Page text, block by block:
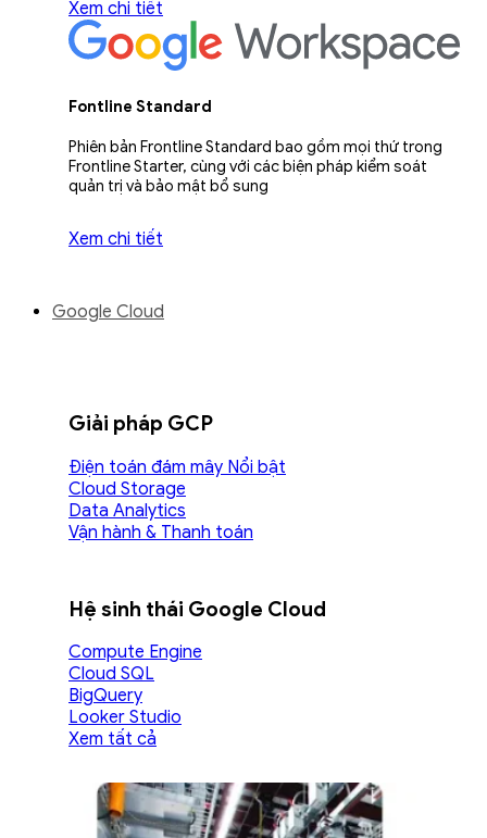
Xem chi tiết
Fontline Standard
Phiên bản Frontline Standard bao gồm mọi thứ trong
Frontline Starter, cùng với các biện pháp kiểm soát
quản trị và bảo mật bổ sung
Xem chi tiết
Google Cloud
Giải pháp GCP
Điện toán đám mây
Cloud Storage
Data Analytics
Vận hành & Thanh toán
Hệ sinh thái Google Cloud
Compute Engine
Cloud SQL
BigQuery
Looker Studio
Xem tất cả